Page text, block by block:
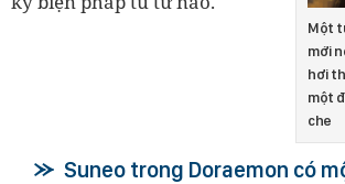
Một
mới
hơi
một
che
Suneo trong Doraemon có